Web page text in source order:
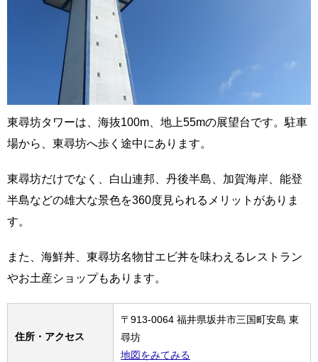
東尋坊タワーは、海抜100m、地上55mの展望台です。駐車
場から、東尋坊へ歩く途中にあります。
東尋坊だけでなく、白山連邦、丹後半島、加賀海岸、能登
半島などの雄大な景色を360度見られるメリットがありま
す。
また、海鮮丼、東尋坊名物甘エビ丼を味わえるレストラン
やお土産ショップもあります。
住所・アクセス
〒913-0064 福井県坂井市三国町安島 東
尋坊
地図をみてみる